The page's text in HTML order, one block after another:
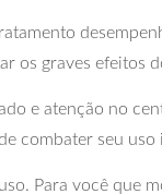
os graves efeitos
e atenção no
combater seu uso
Para você que